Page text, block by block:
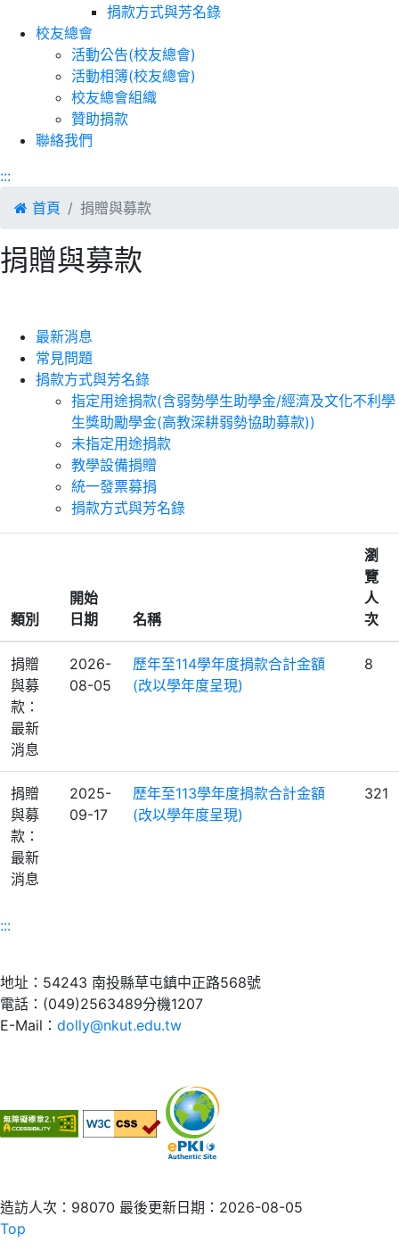
捐款方式與芳名錄
校友總會
活動公告(校友總會)
活動相簿(校友總會)
校友總會組織
贊助捐款
聯絡我們
:::
首頁
捐贈與募款
捐贈與募款
最新消息
常見問題
捐款方式與芳名錄
指定用途捐款(含弱勢學生助學金/經濟及文化不利學
生獎助勵學金(高教深耕弱勢協助募款))
未指定用途捐款
教學設備捐贈
統一發票募捐
捐款方式與芳名錄
類別
開始
日期
名稱
瀏
覽
人
次
捐贈
與募
款：
最新
消息
2026-
08-05
歷年至114學年度捐款合計金額
(改以學年度呈現)
8
捐贈
與募
款：
最新
消息
2025-
09-17
歷年至113學年度捐款合計金額
(改以學年度呈現)
321
:::
地址：54243 南投縣草屯鎮中正路568號
電話：(049)2563489分機1207
E-Mail： dolly@nkut.edu.tw
造訪人次：98070 最後更新日期：2026-08-05
Top